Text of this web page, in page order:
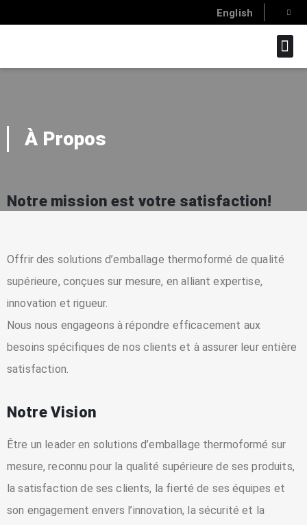
English
À Propos
Notre mission est votre satisfaction!
Offrir des solutions d’emballage thermoformé de qualité
supérieure, conçues sur mesure, en alliant expertise,
innovation et rigueur.
Nous nous engageons à répondre efficacement aux
besoins spécifiques de nos clients et à assurer leur entière
satisfaction.
Notre Vision
Être un leader en solutions d’emballage thermoformé sur
mesure, reconnu pour la qualité supérieure de ses produits,
la satisfaction de ses clients, la fierté de ses équipes et
son engagement envers l’innovation, la sécurité et la